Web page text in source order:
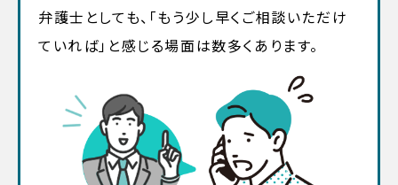
弁護士としても、「もう少し早くご相談いただけ
ていれば」と感じる場面は数多くあります。